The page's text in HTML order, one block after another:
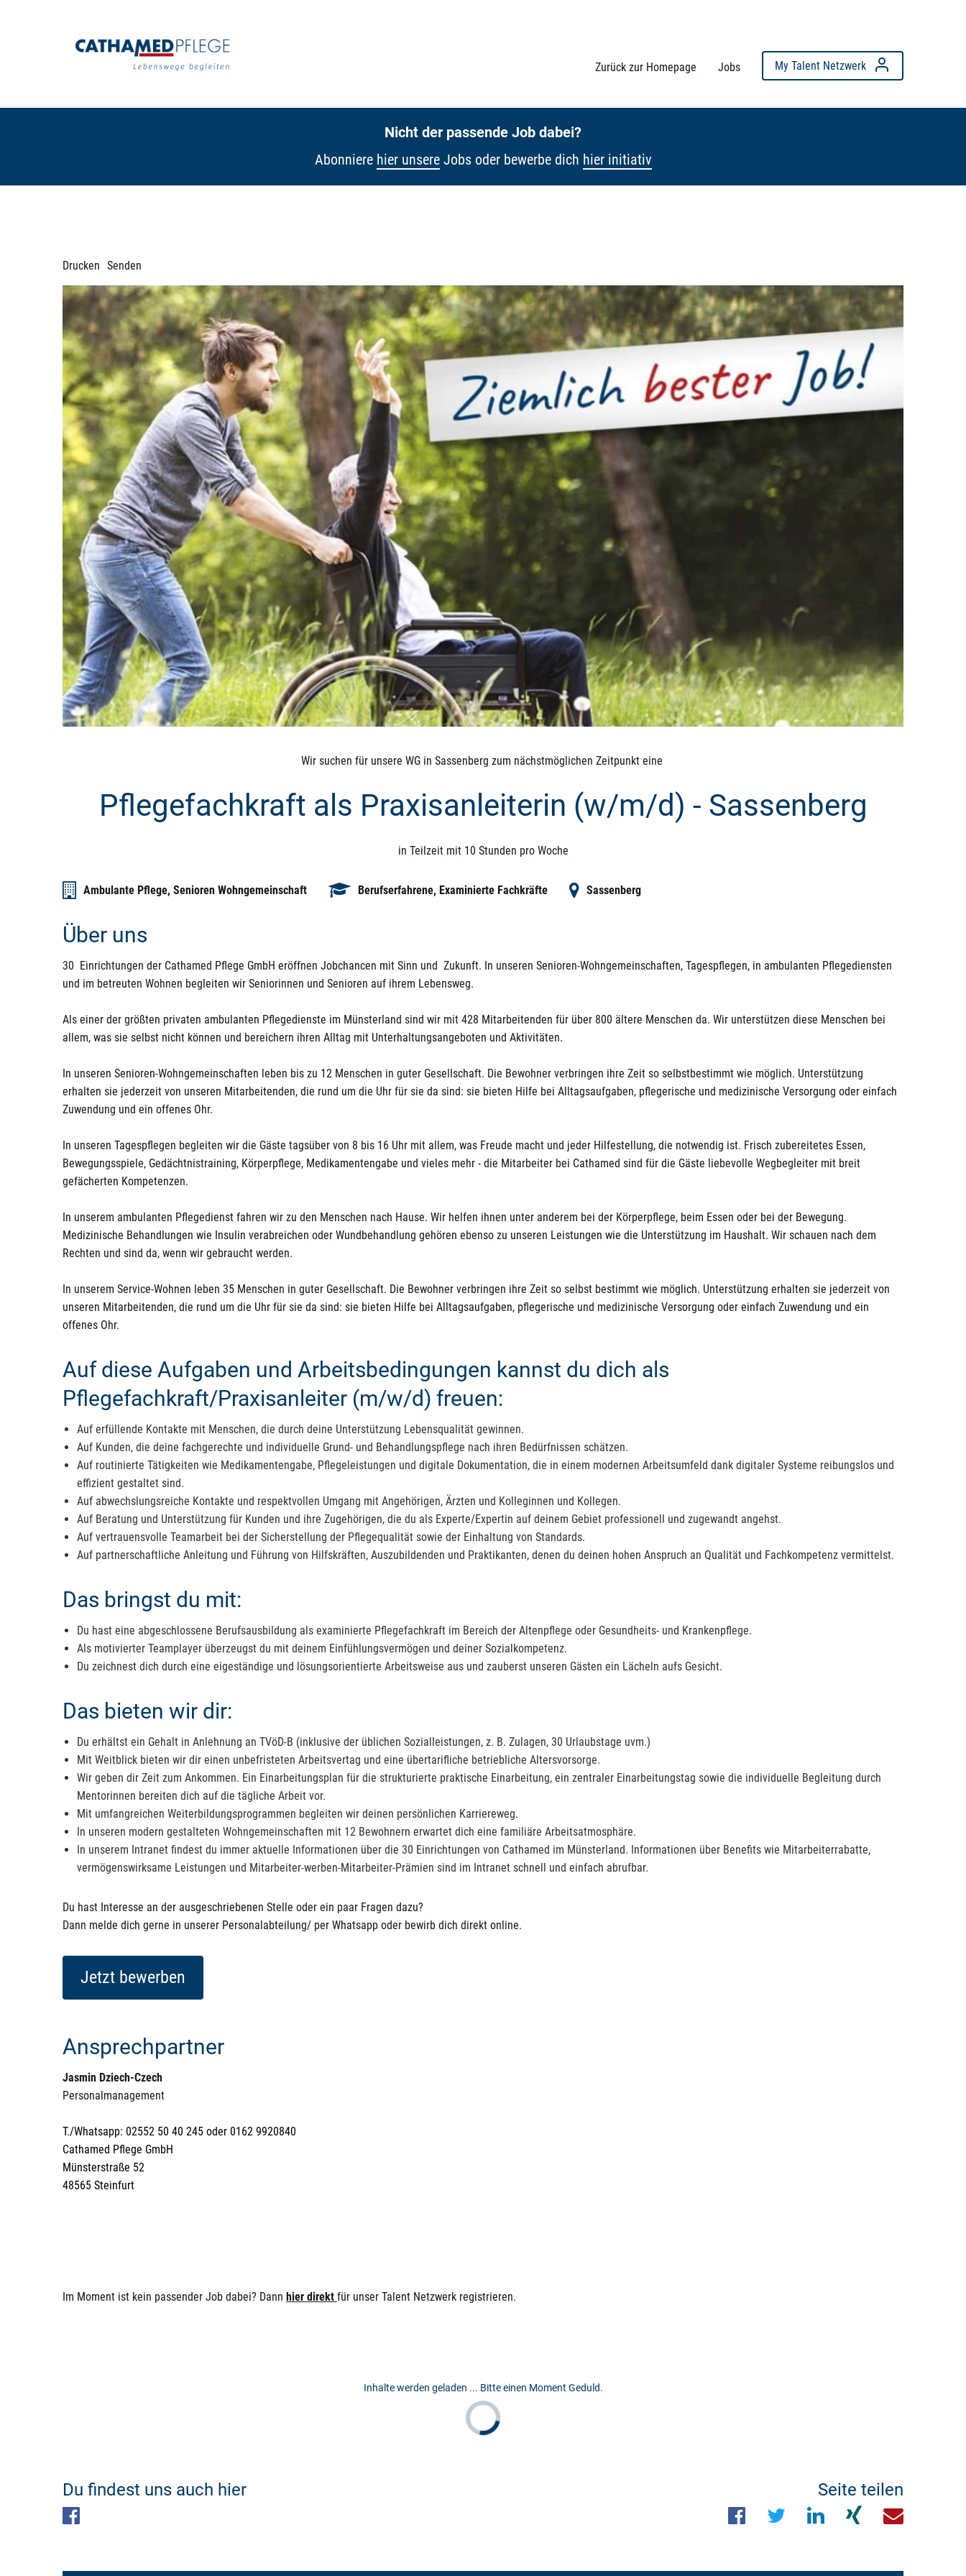
Zurück zur Homepage Jobs My Talent Netzwerk
Nicht der passende Job dabei?
Abonniere hier unsereJobs oder bewerbe dich hier initiativ
Drucken Senden
Wir suchen für unsere WG in Sassenberg zum nächstmöglichen Zeitpunkt eine
Pflegefachkraft als Praxisanleiterin (w/m/d) - Sassenberg
in Teilzeit mit 10 Stunden pro Woche
Ambulante Pflege, Senioren Wohngemeinschaft Berufserfahrene, Examinierte Fachkräfte Sassenberg
Über uns
30 Einrichtungen der Cathamed Pflege GmbH eröffnen Jobchancen mit Sinn und Zukunft. In unseren Senioren-Wohngemeinschaften, Tagespflegen, in ambulanten Pflegediensten
und im betreuten Wohnen begleiten wir Seniorinnen und Senioren auf ihrem Lebensweg.
Als einer der größten privaten ambulanten Pflegedienste im Münsterland sind wir mit 428 Mitarbeitenden für über 800 ältere Menschen da. Wir unterstützen diese Menschen bei
allem, was sie selbst nicht können und bereichern ihren Alltag mit Unterhaltungsangeboten und Aktivitäten.
In unseren Senioren-Wohngemeinschaften leben bis zu 12 Menschen in guter Gesellschaft. Die Bewohner verbringen ihre Zeit so selbstbestimmt wie möglich. Unterstützung
erhalten sie jederzeit von unseren Mitarbeitenden, die rund um die Uhr für sie da sind: sie bieten Hilfe bei Alltagsaufgaben, pflegerische und medizinische Versorgung oder einfach
Zuwendung und ein offenes Ohr.
In unseren Tagespflegen begleiten wir die Gäste tagsüber von 8 bis 16 Uhr mit allem, was Freude macht und jeder Hilfestellung, die notwendig ist. Frisch zubereitetes Essen,
Bewegungsspiele, Gedächtnistraining, Körperpflege, Medikamentengabe und vieles mehr - die Mitarbeiter bei Cathamed sind für die Gäste liebevolle Wegbegleiter mit breit
gefächerten Kompetenzen.
In unserem ambulanten Pflegedienst fahren wir zu den Menschen nach Hause. Wir helfen ihnen unter anderem bei der Körperpflege, beim Essen oder bei der Bewegung.
Medizinische Behandlungen wie Insulin verabreichen oder Wundbehandlung gehören ebenso zu unseren Leistungen wie die Unterstützung im Haushalt. Wir schauen nach dem
Rechten und sind da, wenn wir gebraucht werden.
In unserem Service-Wohnen leben 35 Menschen in guter Gesellschaft. Die Bewohner verbringen ihre Zeit so selbst bestimmt wie möglich. Unterstützung erhalten sie jederzeit von
unseren Mitarbeitenden, die rund um die Uhr für sie da sind: sie bieten Hilfe bei Alltagsaufgaben, pflegerische und medizinische Versorgung oder einfach Zuwendung und ein
offenes Ohr.
Auf diese Aufgaben und Arbeitsbedingungen kannst du dich als
Pflegefachkraft/Praxisanleiter (m/w/d) freuen:
Auf erfüllende Kontakte mit Menschen, die durch deine Unterstützung Lebensqualität gewinnen.
Auf Kunden, die deine fachgerechte und individuelle Grund- und Behandlungspflege nach ihren Bedürfnissen schätzen.
Auf routinierte Tätigkeiten wie Medikamentengabe, Pflegeleistungen und digitale Dokumentation, die in einem modernen Arbeitsumfeld dank digitaler Systeme reibungslos und
effizient gestaltet sind.
Auf abwechslungsreiche Kontakte und respektvollen Umgang mit Angehörigen, Ärzten und Kolleginnen und Kollegen.
Auf Beratung und Unterstützung für Kunden und ihre Zugehörigen, die du als Experte/Expertin auf deinem Gebiet professionell und zugewandt angehst.
Auf vertrauensvolle Teamarbeit bei der Sicherstellung der Pflegequalität sowie der Einhaltung von Standards.
Auf partnerschaftliche Anleitung und Führung von Hilfskräften, Auszubildenden und Praktikanten, denen du deinen hohen Anspruch an Qualität und Fachkompetenz vermittelst.
Das bringst du mit:
Du hast eine abgeschlossene Berufsausbildung als examinierte Pflegefachkraft im Bereich der Altenpflege oder Gesundheits- und Krankenpflege.
Als motivierter Teamplayer überzeugst du mit deinem Einfühlungsvermögen und deiner Sozialkompetenz.
Du zeichnest dich durch eine eigeständige und lösungsorientierte Arbeitsweise aus und zauberst unseren Gästen ein Lächeln aufs Gesicht.
Das bieten wir dir:
Du erhältst ein Gehalt in Anlehnung an TVöD-B (inklusive der üblichen Sozialleistungen, z. B. Zulagen, 30 Urlaubstage uvm.)
Mit Weitblick bieten wir dir einen unbefristeten Arbeitsvertag und eine übertarifliche betriebliche Altersvorsorge.
Wir geben dir Zeit zum Ankommen. Ein Einarbeitungsplan für die strukturierte praktische Einarbeitung, ein zentraler Einarbeitungstag sowie die individuelle Begleitung durch
Mentorinnen bereiten dich auf die tägliche Arbeit vor.
Mit umfangreichen Weiterbildungsprogrammen begleiten wir deinen persönlichen Karriereweg.
In unseren modern gestalteten Wohngemeinschaften mit 12 Bewohnern erwartet dich eine familiäre Arbeitsatmosphäre.
In unserem Intranet findest du immer aktuelle Informationen über die 30 Einrichtungen von Cathamed im Münsterland. Informationen über Benefits wie Mitarbeiterrabatte,
vermögenswirksame Leistungen und Mitarbeiter-werben-Mitarbeiter-Prämien sind im Intranet schnell und einfach abrufbar.
Du hast Interesse an der ausgeschriebenen Stelle oder ein paar Fragen dazu?
Dann melde dich gerne in unserer Personalabteilung/ per Whatsapp oder bewirb dich direkt online.
Jetzt bewerben
Ansprechpartner
Jasmin Dziech-Czech
Personalmanagement
T./Whatsapp: 02552 50 40 245 oder 0162 9920840
Cathamed Pflege GmbH
Münsterstraße 52
48565 Steinfurt
Im Moment ist kein passender Job dabei? Dann hier direkt für unser Talent Netzwerk registrieren.
Inhalte werden geladen ... Bitte einen Moment Geduld.
Du findest uns auch hier Seite teilen